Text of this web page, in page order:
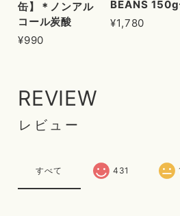
缶】＊ノンアル
コール炭酸
¥990
BEANS 150g
¥1,780
REVIEW
レビュー
すべて 431